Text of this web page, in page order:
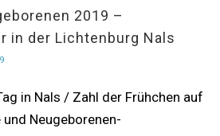
2019 –
in der Lichtenburg Nals
in Nals / Zahl der Frühchen auf
Neugeborenen-